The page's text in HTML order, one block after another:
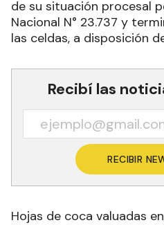
de su situación procesal
Nacional N° 23.737 y
las celdas, a disposición
Recibí las
RECIBIR
Hojas de coca valuadas